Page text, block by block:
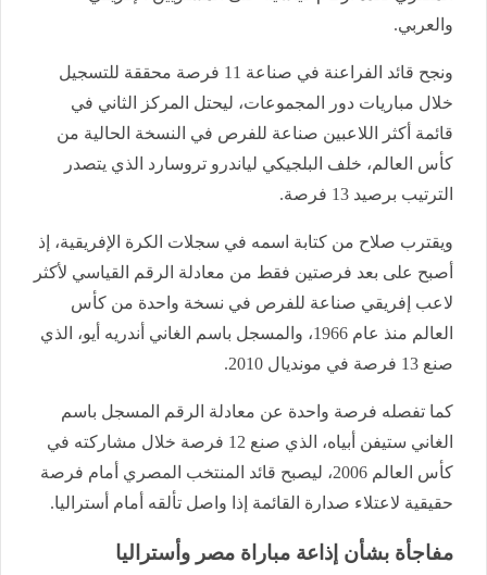
والعربي.
ونجح قائد الفراعنة في صناعة 11 فرصة محققة للتسجيل
خلال مباريات دور المجموعات، ليحتل المركز الثاني في
قائمة أكثر اللاعبين صناعة للفرص في النسخة الحالية من
كأس العالم، خلف البلجيكي لياندرو تروسارد الذي يتصدر
الترتيب برصيد 13 فرصة.
ويقترب صلاح من كتابة اسمه في سجلات الكرة الإفريقية، إذ
أصبح على بعد فرصتين فقط من معادلة الرقم القياسي لأكثر
لاعب إفريقي صناعة للفرص في نسخة واحدة من كأس
العالم منذ عام 1966، والمسجل باسم الغاني أندريه أيو، الذي
صنع 13 فرصة في مونديال 2010.
كما تفصله فرصة واحدة عن معادلة الرقم المسجل باسم
الغاني ستيفن أبياه، الذي صنع 12 فرصة خلال مشاركته في
كأس العالم 2006، ليصبح قائد المنتخب المصري أمام فرصة
حقيقية لاعتلاء صدارة القائمة إذا واصل تألقه أمام أستراليا.
مفاجأة بشأن إذاعة مباراة مصر وأستراليا